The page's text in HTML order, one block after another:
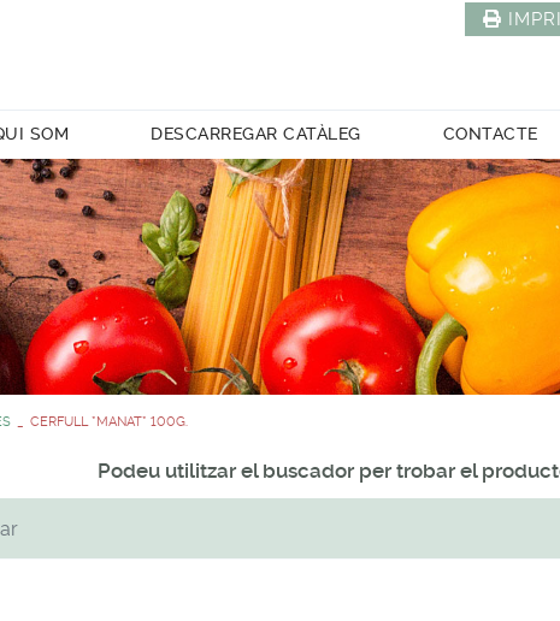
SOM DESCARREGAR CATÀLEG CONTACTE
CERFULL *MANAT* 100G.
Podeu utilitzar el buscador per trobar el